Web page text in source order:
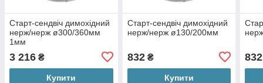
Старт-сендвіч димохідний
нерж/нерж ø300/360мм
1мм
3 216 ₴
Купити
Старт-сендвіч димохідний
нерж/нерж ø130/200мм
832₴
Купити
832